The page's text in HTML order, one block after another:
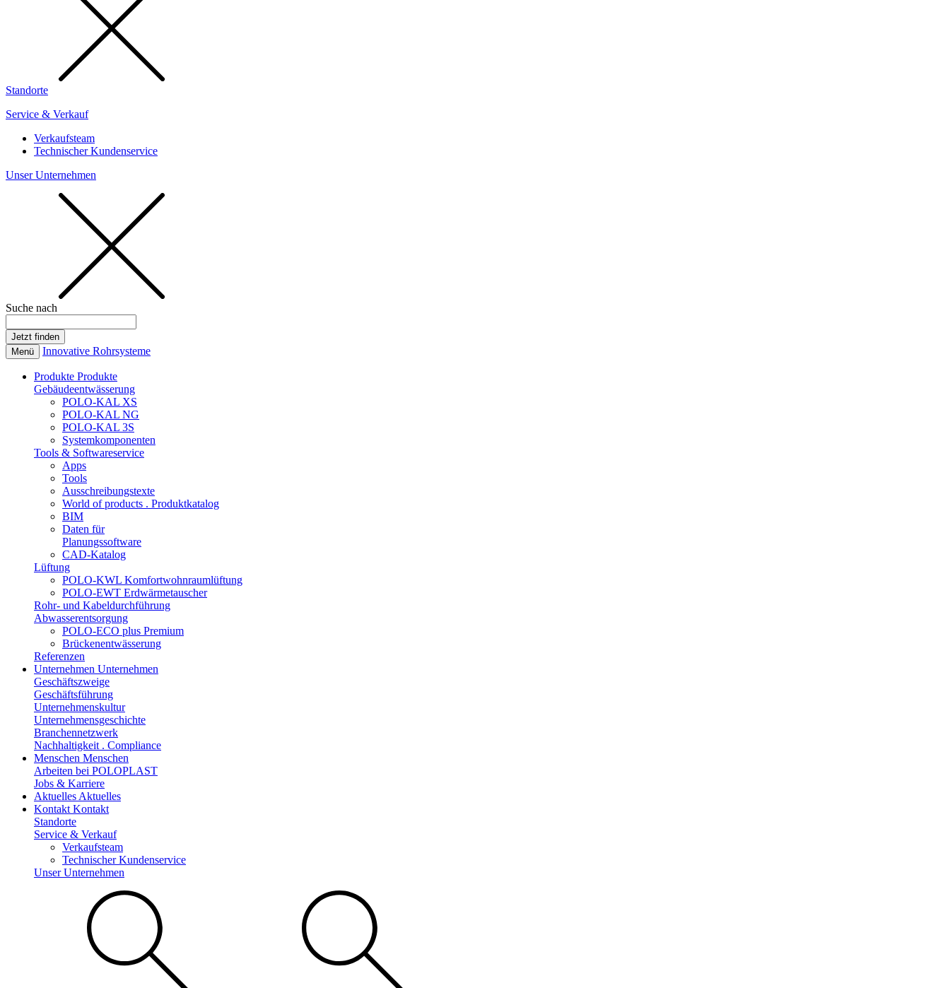
Standorte
Service & Verkauf
Verkaufsteam
Technischer Kundenservice
Unser Unternehmen
Suche nach
Menü Innovative Rohrsysteme
Produkte Produkte
Gebäudeentwässerung
POLO-KAL XS
POLO-KAL NG
POLO-KAL 3S
Systemkomponenten
Tools & Softwareservice
Apps
Tools
Ausschreibungstexte
World of products . Produktkatalog
BIM
Daten für
Planungssoftware
CAD-Katalog
Lüftung
POLO-KWL Komfortwohnraumlüftung
POLO-EWT Erdwärmetauscher
Rohr- und Kabeldurchführung
Abwasserentsorgung
POLO-ECO plus Premium
Brückenentwässerung
Referenzen
Unternehmen Unternehmen
Geschäftszweige
Geschäftsführung
Unternehmenskultur
Unternehmensgeschichte
Branchennetzwerk
Nachhaltigkeit . Compliance
Menschen Menschen
Arbeiten bei POLOPLAST
Jobs & Karriere
Aktuelles Aktuelles
Kontakt Kontakt
Standorte
Service & Verkauf
Verkaufsteam
Technischer Kundenservice
Unser Unternehmen